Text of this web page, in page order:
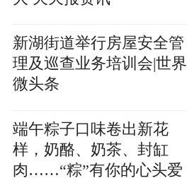
新湖街道举行房屋安全管
理及巡查业务培训会|世界
微头条
端午粽子口味卷出新花
样，奶酪、奶茶、封缸
肉……“粽”有你的心头爱